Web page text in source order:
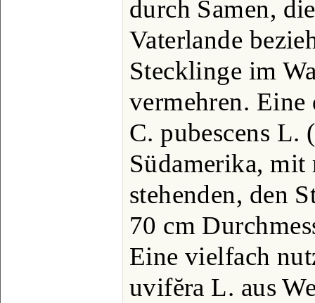
durch Samen,
Vaterlande
Stecklinge im
vermehren. Eine
C. pubescens L.
Südamerika, mit
stehenden, den
70 cm
Eine vielfach
uvifĕra L. aus